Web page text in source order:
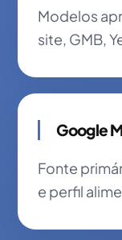
Modelos
site, GMB,
Google
Fonte
e perfil